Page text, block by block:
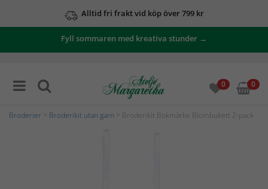
Alltid fri frakt vid köp över 799 kr
Fyll sommaren med kreativa stunder →
0 0
Broderier Broderikit utan garn > Broderikit Bokmärke Blombukett 2-pack